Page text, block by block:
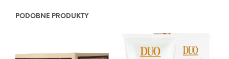
PODOBNE PRODUKTY